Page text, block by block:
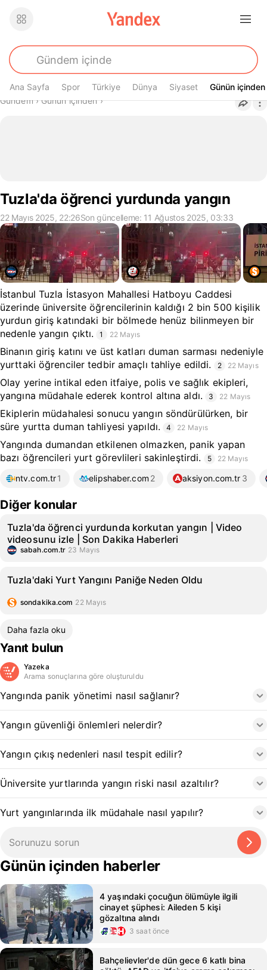
Ana Sayfa Spor Türkiye Dünya Siyaset Günün içinden
Günün içinden
Buradasın
Gündem› Günün içinden›
Tuzla'da öğrenci yurdunda yangın
22 Mayıs 2025, 22:26Son güncelleme: 11 Ağustos 2025, 03:33
İstanbul Tuzla İstasyon Mahallesi Hatboyu Caddesi
üzerinde üniversite öğrencilerinin kaldığı 2 bin 500 kişilik
yurdun giriş katındaki bir bölmede henüz bilinmeyen bir
nedenle yangın çıktı.
1 22 Mayıs
Binanın giriş katını ve üst katları duman sarması nedeniyle
yurttaki öğrenciler tedbir amaçlı tahliye edildi.
2 22 Mayıs
Olay yerine intikal eden itfaiye, polis ve sağlık ekipleri,
yangına müdahale ederek kontrol altına aldı.
3 22 Mayıs
Ekiplerin müdahalesi sonucu yangın söndürülürken, bir
süre yurtta duman tahliyesi yapıldı.
4 22 Mayıs
Yangında dumandan etkilenen olmazken, panik yapan
bazı öğrencileri yurt görevlileri sakinleştirdi.
5 22 Mayıs
ntv.com.tr1 elipshaber.com 2 aksiyon.com.tr 3
Diğer konular
Tuzla'da öğrenci yurdunda korkutan yangın | Video
videosunu izle | Son Dakika Haberleri
sabah.com.tr 23 Mayıs
Tuzla'daki Yurt Yangını Paniğe Neden Oldu
sondakika.com 22 Mayıs
Daha fazla oku
Yanıt bulun
Yazeka
Arama sonuçlarına göre oluşturuldu
Yangında panik yönetimi nasıl sağlanır?
Yangın güvenliği önlemleri nelerdir?
Yangın çıkış nedenleri nasıl tespit edilir?
Üniversite yurtlarında yangın riski nasıl azaltılır?
Yurt yangınlarında ilk müdahale nasıl yapılır?
Günün içinden haberler
4 yaşındaki çocuğun ölümüyle ilgili
cinayet şüphesi: Aileden 5 kişi
gözaltına alındı
3 saat önce
Bahçelievler'de dün gece 6 katlı bina